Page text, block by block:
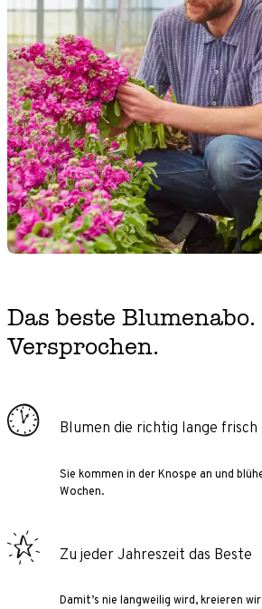
Das beste Blumenabo.
Versprochen.
Blumen die richtig lange
Sie kommen in der Knospe an und
Wochen.
Zu jeder Jahreszeit das Beste
Damit’s nie langweilig wird, kreieren